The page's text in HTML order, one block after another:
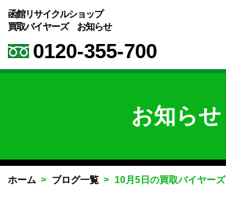
函館リサイクルショップ
買取バイヤーズ お知らせ
0120-355-700
お知らせ
ホーム ブログ一覧 10月5日の買取バイヤーズ